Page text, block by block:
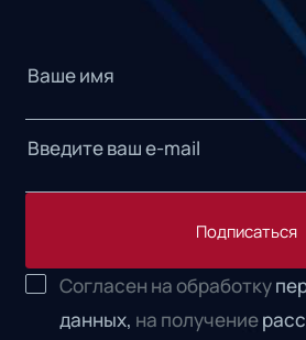
Подписаться
Согласен на обработку
данных, на получение